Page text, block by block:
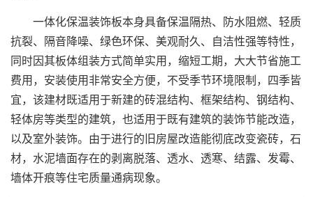
一体化保温装饰板本身具备保温隔热、防水阻燃、轻质
抗裂、隔音降噪、绿色环保、美观耐久、自洁性强等特性，
同时因其板体组装方式简单实用，缩短工期，大大节省施工
费用，安装使用非常安全方便，不受季节环境限制，四季皆
宜，该建材既适用于新建的砖混结构、框架结构、钢结构、
轻体房等类型的建筑，也适用于既有建筑的装饰节能改造，
以及室外装饰。由于进行的旧房屋改造能彻底改变瓷砖，石
材，水泥墙面存在的剥离脱落、透水、透寒、结露、发霉、
墙体开痕等住宅质量通病现象。